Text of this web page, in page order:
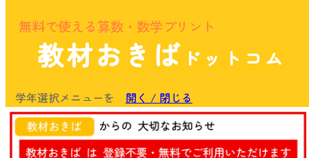
無料で使える算数・数学プリント
教材おきば ドットコム
学年選択メニューを 開く / 閉じる